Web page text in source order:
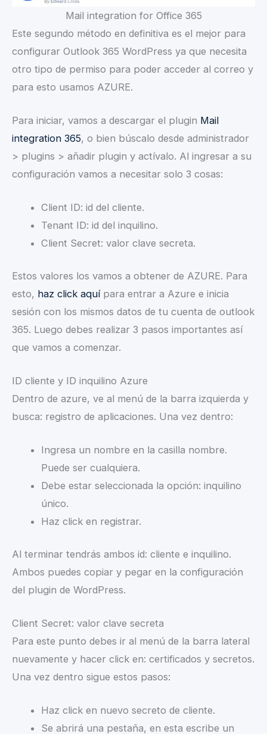
Mail integration for Office 365
Este segundo método en definitiva es el mejor para
configurar Outlook 365 WordPress ya que necesita
otro tipo de permiso para poder acceder al correo y
para esto usamos AZURE.
Para iniciar, vamos a descargar el plugin Mail
integration 365, o bien búscalo desde administrador
> plugins > añadir plugin y actívalo. Al ingresar a su
configuración vamos a necesitar solo 3 cosas:
Client ID: id del cliente.
Tenant ID: id del inquilino.
Client Secret: valor clave secreta.
Estos valores los vamos a obtener de AZURE. Para
esto, haz click aquípara entrar a Azure e inicia
sesión con los mismos datos de tu cuenta de outlook
365. Luego debes realizar 3 pasos importantes así
que vamos a comenzar.
ID cliente y ID inquilino Azure
Dentro de azure, ve al menú de la barra izquierda y
busca: registro de aplicaciones. Una vez dentro:
Ingresa un nombre en la casilla nombre.
Puede ser cualquiera.
Debe estar seleccionada la opción: inquilino
único.
Haz click en registrar.
Al terminar tendrás ambos id: cliente e inquilino.
Ambos puedes copiar y pegar en la configuración
del plugin de WordPress.
Client Secret: valor clave secreta
Para este punto debes ir al menú de la barra lateral
nuevamente y hacer click en: certificados y secretos.
Una vez dentro sigue estos pasos:
Haz click en nuevo secreto de cliente.
Se abrirá una pestaña, en esta escribe un